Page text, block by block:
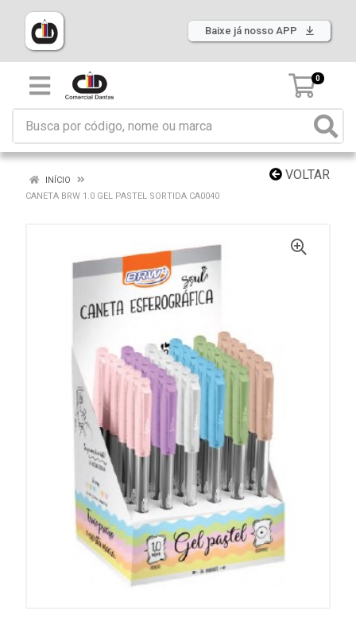
Baixe já nosso APP
0
VOLTAR
INÍCIO
CANETA BRW 1.0 GEL PASTEL SORTIDA CA0040